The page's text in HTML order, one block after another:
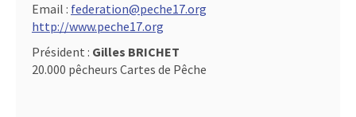
Email : federation@peche17.org
http://www.peche17.org
Président : Gilles BRICHET
20.000 pêcheurs Cartes de Pêche